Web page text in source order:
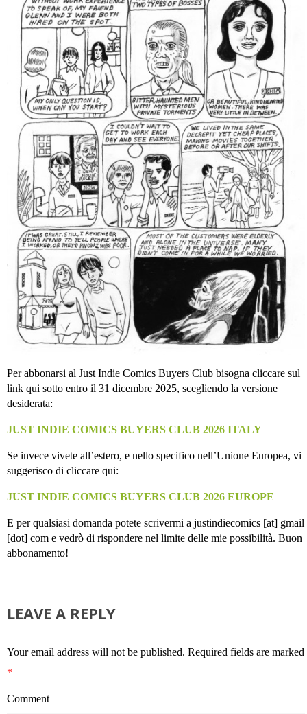
Per abbonarsi al Just Indie Comics Buyers Club bisogna cliccare sul
link qui sotto entro il 31 dicembre 2025, scegliendo la versione
desiderata:
JUST INDIE COMICS BUYERS CLUB 2026 ITALY
Se invece vivete all’estero, e nello specifico nell’Unione Europea, vi
suggerisco di cliccare qui:
JUST INDIE COMICS BUYERS CLUB 2026 EUROPE
E per qualsiasi domanda potete scrivermi a justindiecomics [at] gmail
[dot] com e vedrò di rispondere nel limite delle mie possibilità. Buon
abbonamento!
LEAVE A REPLY
Your email address will not be published. Required fields are marked
*
Comment